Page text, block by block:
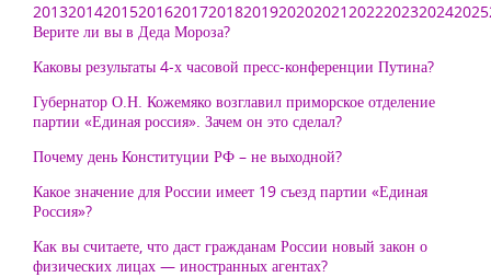
2013201420152016201720182019202020212022202320242025
Верите ли вы в Деда Мороза?
Каковы результаты 4-х часовой пресс-конференции Путина?
Губернатор О.Н. Кожемяко возглавил приморское отделение
партии «Единая россия». Зачем он это сделал?
Почему день Конституции РФ – не выходной?
Какое значение для России имеет 19 съезд партии «Единая
Россия»?
Как вы считаете, что даст гражданам России новый закон о
физических лицах — иностранных агентах?